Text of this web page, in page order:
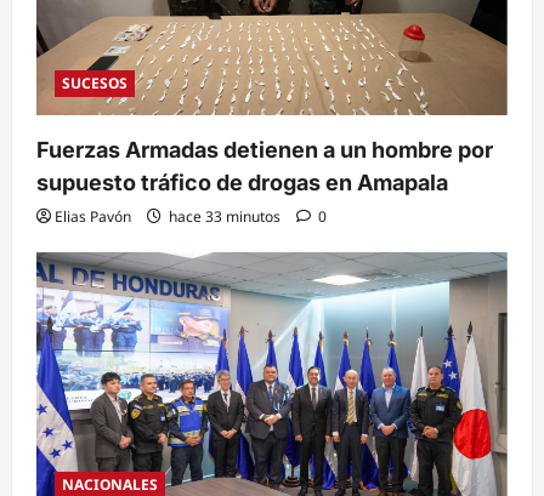
SUCESOS
Fuerzas Armadas detienen a un hombre por
supuesto tráfico de drogas en Amapala
Elias Pavón hace 33 minutos 0
NACIONALES